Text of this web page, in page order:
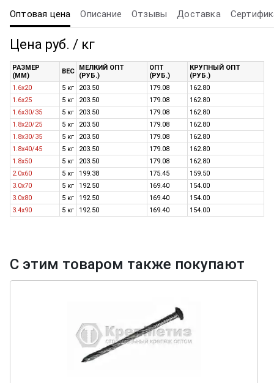
Оптовая цена Описание Отзывы Доставка
Цена руб. / кг
РАЗМЕР
(ММ)
ВЕС
МЕЛКИЙ ОПТ
(РУБ.)
ОПТ
(РУБ.)
КРУПНЫЙ ОПТ
(РУБ.)
1.6х20
5 кг 203.50 179.08
162.80
1.6х25
5 кг 203.50 179.08
162.80
1.6х30/35
5 кг 203.50 179.08
162.80
1.8х20/25
5 кг 203.50 179.08
162.80
1.8х30/35
5 кг 203.50 179.08
162.80
1.8х40/45
5 кг 203.50 179.08
162.80
1.8х50
5 кг 203.50 179.08
162.80
2.0х60
5 кг 199.38 175.45
159.50
3.0х70
5 кг 192.50 169.40
154.00
3.0х80
5 кг 192.50 169.40
154.00
3.4х90
5 кг 192.50 169.40 154.00
С этим товаром также покупают